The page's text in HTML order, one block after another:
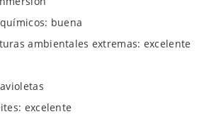
buena
ambientales extremas: excelente
excelente